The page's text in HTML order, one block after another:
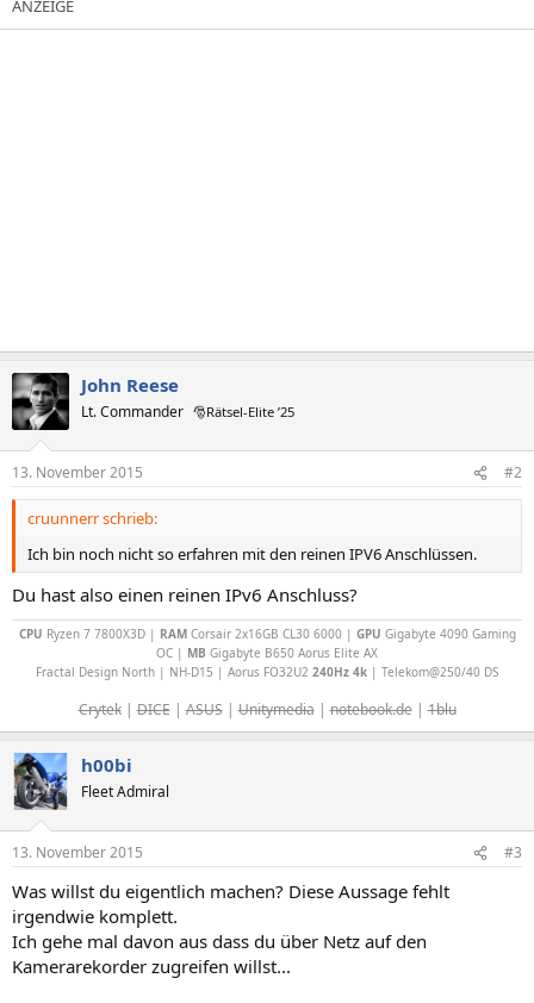
John Reese
Lt. Commander 🎅Rätsel-Elite ’25
13. November 2015 #2
cruunnerr schrieb:
Ich bin noch nicht so erfahren mit den reinen IPV6 Anschlüssen.
Du hast also einen reinen IPv6 Anschluss?
CPU Ryzen 7 7800X3D | RAMCorsair 2x16GB CL30 6000 | GPU Gigabyte 4090 Gaming
OC | MB Gigabyte B650 Aorus Elite AX
Fractal Design North | NH-D15 | Aorus FO32U2 240Hz 4k | Telekom@250/40 DS
Crytek|DICE|ASUS|Unitymedia|notebook.de|1blu
h00bi
Fleet Admiral
13. November 2015 #3
Was willst du eigentlich machen? Diese Aussage fehlt
irgendwie komplett.
Ich gehe mal davon aus dass du über Netz auf den
Kamerarekorder zugreifen willst...